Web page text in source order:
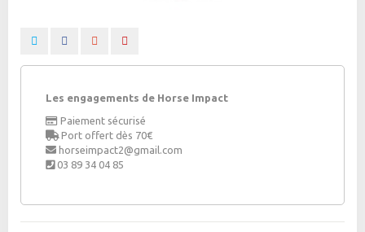
Les engagements de Horse Impact
Paiement sécurisé
Port offert dès 70€
horseimpact2@gmail.com
03 89 34 04 85